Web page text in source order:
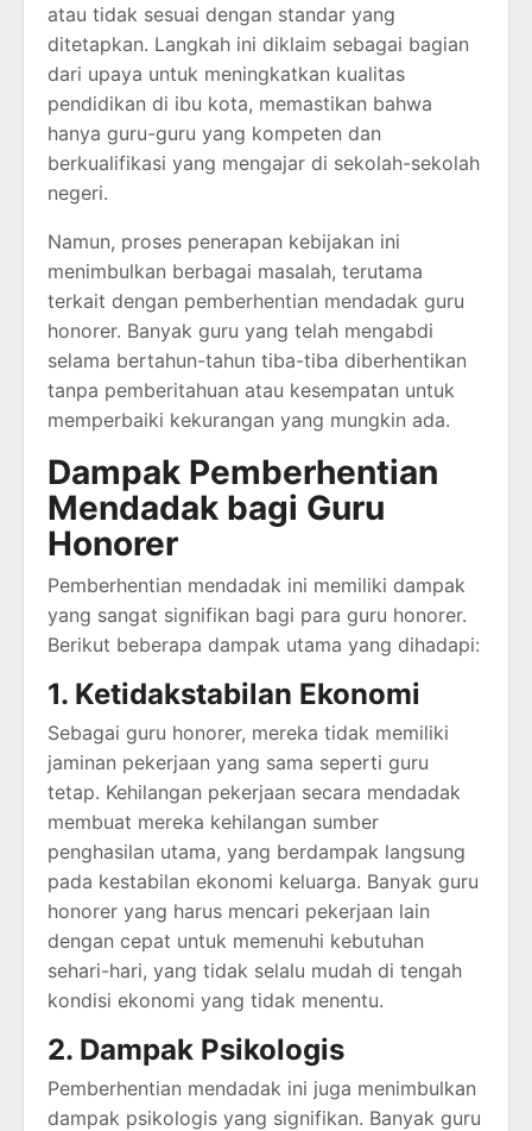
atau tidak sesuai dengan standar yang
ditetapkan. Langkah ini diklaim sebagai bagian
dari upaya untuk meningkatkan kualitas
pendidikan di ibu kota, memastikan bahwa
hanya guru-guru yang kompeten dan
berkualifikasi yang mengajar di sekolah-sekolah
negeri.
Namun, proses penerapan kebijakan ini
menimbulkan berbagai masalah, terutama
terkait dengan pemberhentian mendadak guru
honorer. Banyak guru yang telah mengabdi
selama bertahun-tahun tiba-tiba diberhentikan
tanpa pemberitahuan atau kesempatan untuk
memperbaiki kekurangan yang mungkin ada.
Dampak Pemberhentian
Mendadak bagi Guru
Honorer
Pemberhentian mendadak ini memiliki dampak
yang sangat signifikan bagi para guru honorer.
Berikut beberapa dampak utama yang dihadapi:
1. Ketidakstabilan Ekonomi
Sebagai guru honorer, mereka tidak memiliki
jaminan pekerjaan yang sama seperti guru
tetap. Kehilangan pekerjaan secara mendadak
membuat mereka kehilangan sumber
penghasilan utama, yang berdampak langsung
pada kestabilan ekonomi keluarga. Banyak guru
honorer yang harus mencari pekerjaan lain
dengan cepat untuk memenuhi kebutuhan
sehari-hari, yang tidak selalu mudah di tengah
kondisi ekonomi yang tidak menentu.
2. Dampak Psikologis
Pemberhentian mendadak ini juga menimbulkan
dampak psikologis yang signifikan. Banyak guru